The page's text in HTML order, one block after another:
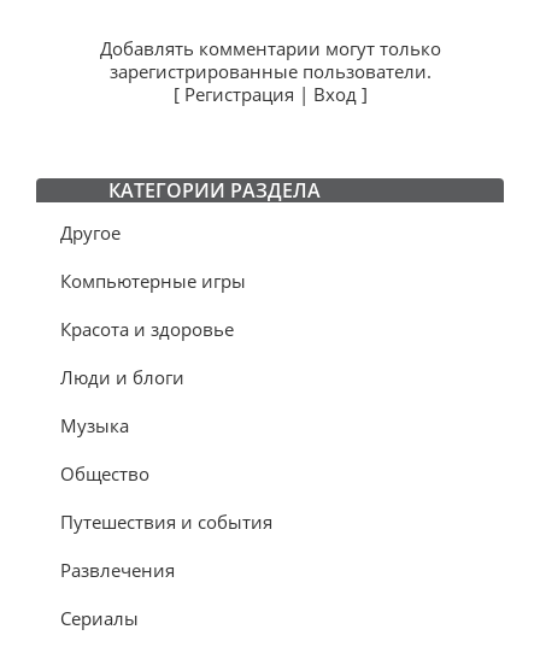
Добавлять комментарии могут только
зарегистрированные пользователи.
[ Регистрация | Вход]
КАТЕГОРИИ РАЗДЕЛА
Другое
Компьютерные игры
Красота и здоровье
Люди и блоги
Музыка
Общество
Путешествия и события
Развлечения
Сериалы